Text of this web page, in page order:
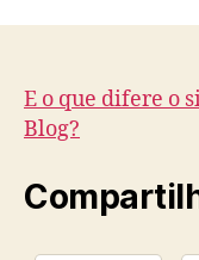
E o que difere o
Blog?